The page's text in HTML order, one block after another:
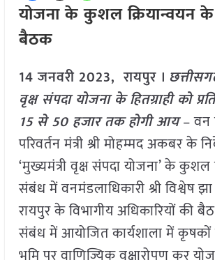
योजना के कुशल क्रियान्वयन
बैठक
14 जनवरी 2023, रायपुर ।
वृक्ष संपदा योजना के हितग्राही को
15 से 50 हजार तक होगी आय– वन
परिवर्तन मंत्री श्री मोहम्मद अकबर के
‘मुख्यमंत्री वृक्ष संपदा योजना’ के कुशल
संबंध में वनमंडलाधिकारी श्री विश्वेष
रायपुर के विभागीय अधिकारियों की
संबंध में आयोजित कार्यशाला में